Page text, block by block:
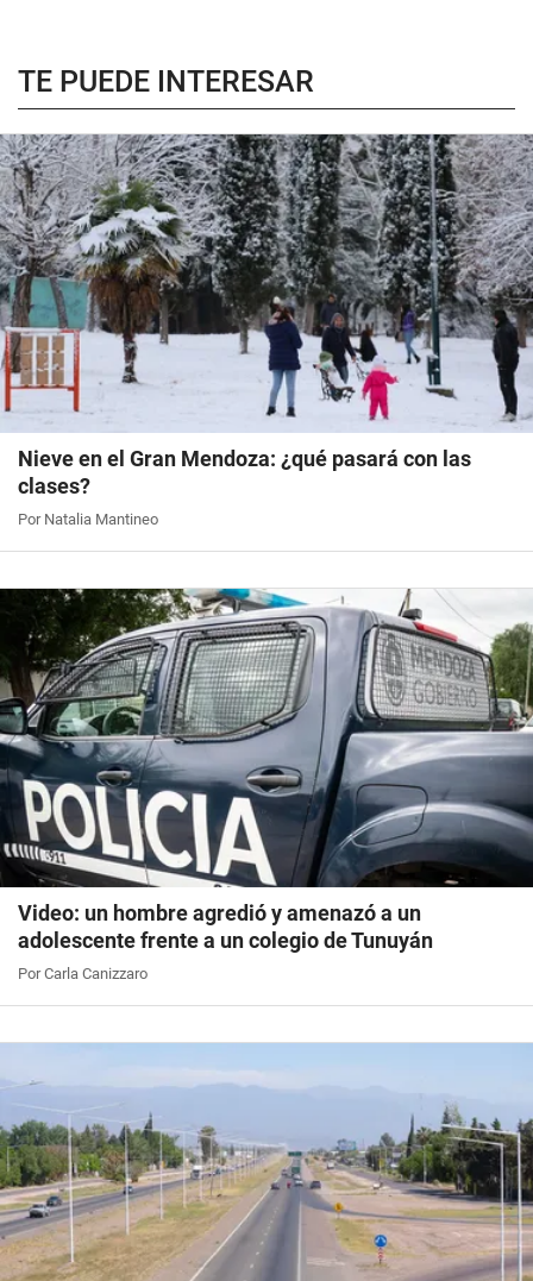
TE PUEDE INTERESAR
Nieve en el Gran Mendoza: ¿qué pasará con las
clases?
Por Natalia Mantineo
Video: un hombre agredió y amenazó a un
adolescente frente a un colegio de Tunuyán
Por Carla Canizzaro